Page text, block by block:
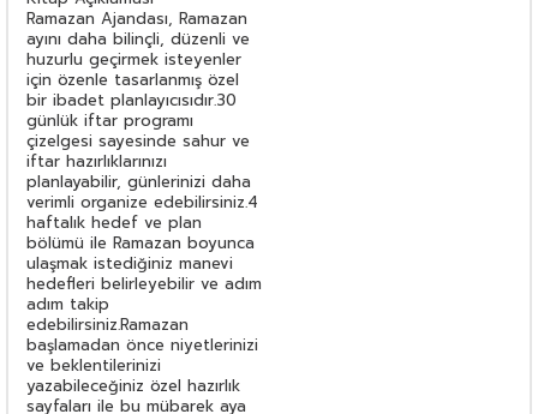
Ramazan Ajandası, Ramazan
ayını daha bilinçli, düzenli ve
huzurlu geçirmek isteyenler
için özenle tasarlanmış özel
bir ibadet planlayıcısıdır.30
günlük iftar programı
çizelgesi sayesinde sahur ve
iftar hazırlıklarınızı
planlayabilir, günlerinizi daha
verimli organize edebilirsiniz.4
haftalık hedef ve plan
bölümü ile Ramazan boyunca
ulaşmak istediğiniz manevi
hedefleri belirleyebilir ve adım
adım takip
edebilirsiniz.Ramazan
başlamadan önce niyetlerinizi
ve beklentilerinizi
yazabileceğiniz özel hazırlık
sayfaları ile bu mübarek aya